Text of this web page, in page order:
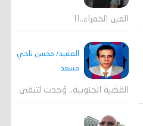
العين الحمراء..!!
العقيد/ محسن ناجي
مسعد
القضية الجنوبية.. وُجدت لتبقى